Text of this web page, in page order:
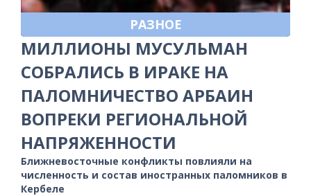
РАЗНОЕ
МИЛЛИОНЫ МУСУЛЬМАН
СОБРАЛИСЬ В ИРАКЕ НА
ПАЛОМНИЧЕСТВО АРБАИН
ВОПРЕКИ РЕГИОНАЛЬНОЙ
НАПРЯЖЕННОСТИ
Ближневосточные конфликты повлияли на
численность и состав иностранных паломников в
Кербеле